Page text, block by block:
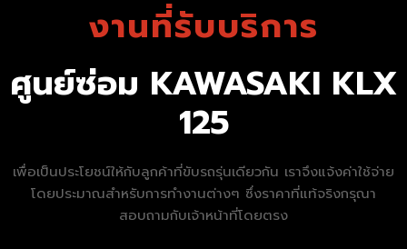
งานที่รับบริการ
ศูนย์ซ่อม KAWASAKI KLX
125
เพื่อเป็นประโยชน์ให้กับลูกค้าที่ขับรถรุ่นเดียวกัน เราจึงแจ้งค่าใช้จ่าย
โดยประมาณสำหรับการทำงานต่างๆ ซึ่งราคาที่แท้จริงกรุณา
สอบถามกับเจ้าหน้าที่โดยตรง